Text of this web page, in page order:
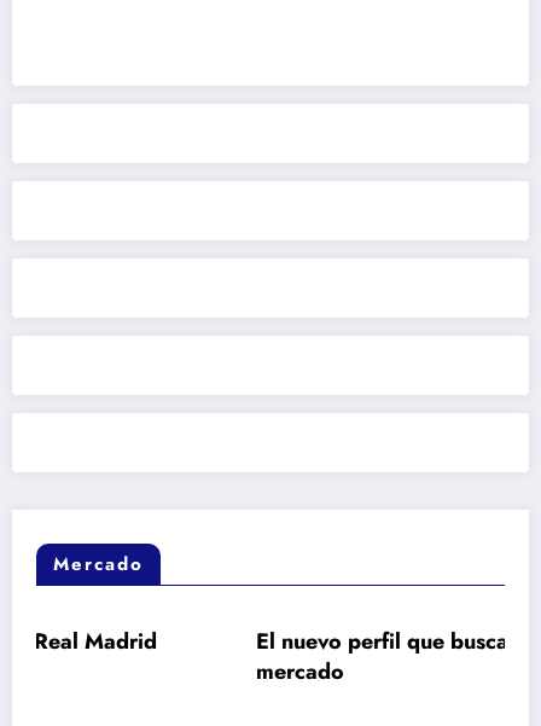
Mercado
El nuevo perfil que busca Barcelona en